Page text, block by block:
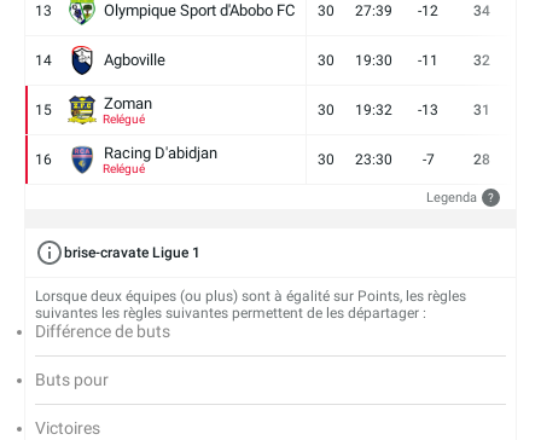
13 Olympique Sport d'Abobo FC 30 27:39 -12 34
14 Agboville 30 19:30 -11 32
15 Zoman
Relégué
30 19:32 -13 31
16 Racing D'abidjan
Relégué
30 23:30 -7 28
Legenda ?
brise-cravate Ligue 1
Lorsque deux équipes (ou plus) sont à égalité sur Points, les règles
suivantes les règles suivantes permettent de les départager :
Différence de buts
Buts pour
Victoires